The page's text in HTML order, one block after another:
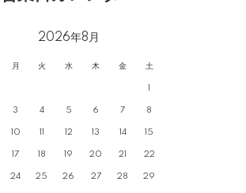
2026年8月
月 火 水 木 金 土
1
3 4 5 6 7 8
10 11 12 13 14 15
17 18 19 20 21 22
24 25 26 27 28 29